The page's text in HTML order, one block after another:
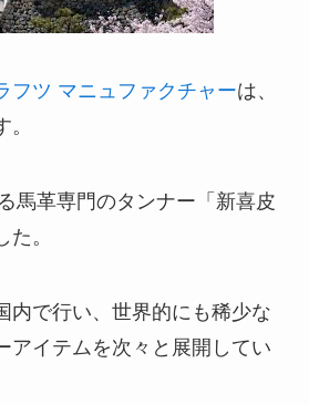
フツ マニュファクチャーは、
馬革専門のタンナー「新喜皮
。
内で行い、世界的にも稀少な
アイテムを次々と展開してい